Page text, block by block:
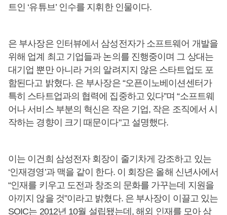
트인 ‘유튜브’ 인수를 지휘한 인물이다.
은 부사장은 인터뷰에서 삼성전자가 소프트웨어 개발을
위해 업계 최고 기업들과 논의를 진행중이며 그 상대는
대기업 뿐만 아니라 거의 알려지지 않은 스타트업도 포
함된다고 밝혔다. 은 부사장은 “오픈이노베이션센터가
특히 스타트업과의 협력에 집중하고 있다”며 “소프트웨
어나 서비스 부분의 혁신은 작은 기업, 작은 조직에서 시
작하는 경향이 크기 때문이다"고 설명했다.
이는 이건희 삼성전자 회장이 줄기차게 강조하고 있는
‘인재경영’과 맥을 같이 한다. 이 회장은 올해 신년사에서
“인재를 키우고 도전과 창조의 문화를 가꾸는데 지원을
아끼지 않을 것”이라고 밝혔다. 은 부사장이 이끌고 있는
SOIC는 2012년 10월 설립됐는데, 해외 인재를 모아 삼